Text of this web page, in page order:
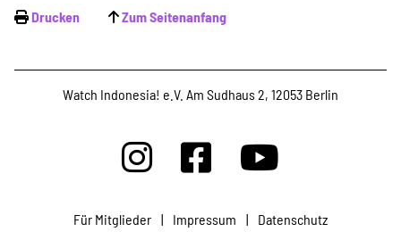
Drucken Zum Seitenanfang
Watch Indonesia! e.V. Am Sudhaus 2, 12053 Berlin
Für Mitglieder | Impressum | Datenschutz